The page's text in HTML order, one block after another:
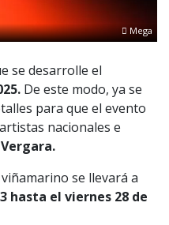
Mega
se desarrolle el
De este modo, ya se
para que el evento
nacionales e
se llevará a
hasta el viernes 28 de